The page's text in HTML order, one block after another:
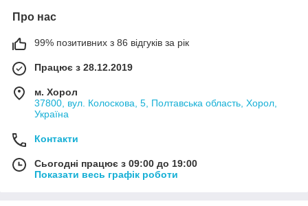
Про нас
99% позитивних з 86 відгуків за рік
Працює з 28.12.2019
м. Хорол
37800, вул. Колоскова, 5, Полтавська область, Хорол,
Україна
Контакти
Сьогодні працює з 09:00 до 19:00
Показати весь графік роботи